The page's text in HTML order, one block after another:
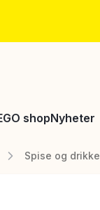
shopNyheter
Spise og drikke